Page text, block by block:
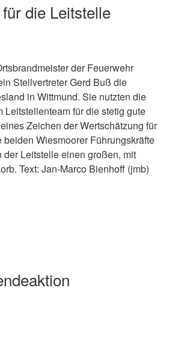
die Leitstelle
der Feuerwehr
Stellvertreter Gerd Buß die
in Wittmund. Sie nutzten die
für die stetig gute
Zeichen der Wertschätzung für
Wiesmoorer Führungskräfte
Leitstelle einen großen, mit
Text: Jan-Marco Bienhoff (jmb)